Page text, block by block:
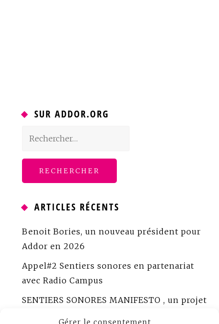
SUR ADDOR.ORG
Rechercher :
ARTICLES RÉCENTS
Benoit Bories, un nouveau président pour
Addor en 2026
Appel#2 Sentiers sonores en partenariat
avec Radio Campus
SENTIERS SONORES MANIFESTO , un projet